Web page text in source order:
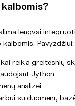
lengvai
Pavyzdžiui:
kai reikia greitesnių
Jython.
analizei.
su duomenų